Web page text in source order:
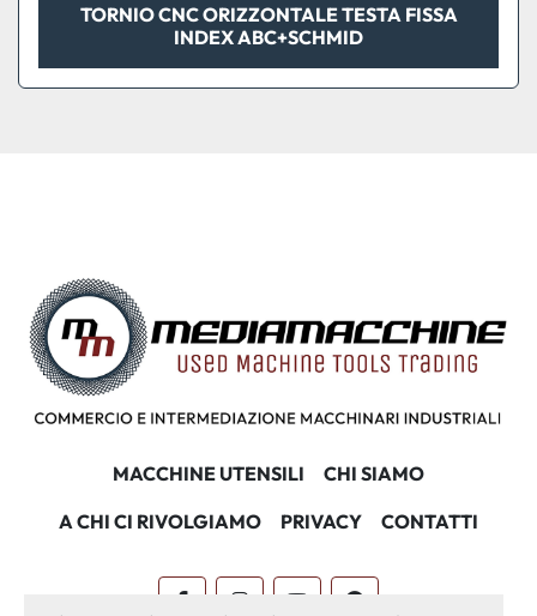
TORNIO CNC ORIZZONTALE TESTA FISSA
INDEX ABC+SCHMID
MACCHINE UTENSILI
CHI SIAMO
A CHI CI RIVOLGIAMO
PRIVACY CONTATTI